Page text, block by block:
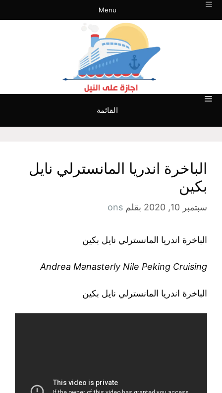
Menu
القائمة
الباخرة اندريا المانسترلي نايل
بكين
سبتمبر 10, 2020 بقلم ons
الباخرة اندريا المانسترلي نايل بكين
Andrea Manasterly Nile Peking Cruising
الباخرة اندريا المانسترلي نايل بكين